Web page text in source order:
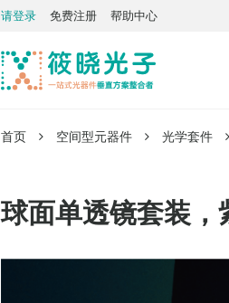
请登录 免费注册 帮助中心
首页 空间型元器件 光学套件
球面单透镜套装，